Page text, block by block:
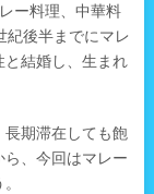
ー料理、中華料
紀後半までにマレ
結婚し、生まれ
期滞在しても飽
、今回はマレー